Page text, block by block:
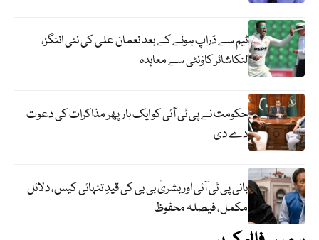
ٹیم سے ڈراپ ہونے کے بعد نعمان علی کی نئی اننگز،
لنکاشائر کاؤنٹی سے معاہدہ
حکومت نے پی ٹی آئی کو ایک بارپھر مذاکرات کی دعوت
دے دی
بانی پی ٹی آئی اور بشریٰ بی بی کی قیدِ تنہائی کیس، دلائل
مکمل، فیصلہ محفوظ